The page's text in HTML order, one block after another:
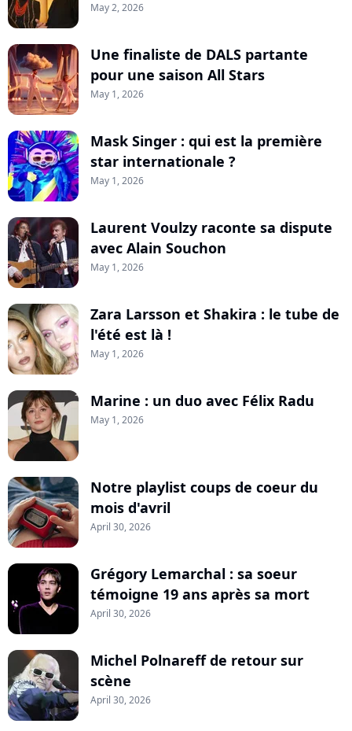
May 2, 2026
Une finaliste de DALS partante
pour une saison All Stars
May 1, 2026
Mask Singer : qui est la première
star internationale ?
May 1, 2026
Laurent Voulzy raconte sa dispute
avec Alain Souchon
May 1, 2026
Zara Larsson et Shakira : le tube de
l'été est là !
May 1, 2026
Marine : un duo avec Félix Radu
May 1, 2026
Notre playlist coups de coeur du
mois d'avril
April 30, 2026
Grégory Lemarchal : sa soeur
témoigne 19 ans après sa mort
April 30, 2026
Michel Polnareff de retour sur
scène
April 30, 2026